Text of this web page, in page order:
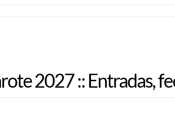
2027 :: Entradas,